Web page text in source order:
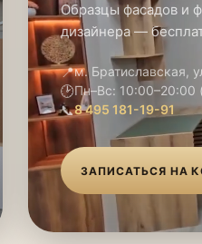
Образцы фасадов и
дизайнера —
📍м. Братиславская,
🕑Пн–Вс: 10:00–20:00
📞8 495 181-19-91
ЗАПИСАТЬСЯ НА